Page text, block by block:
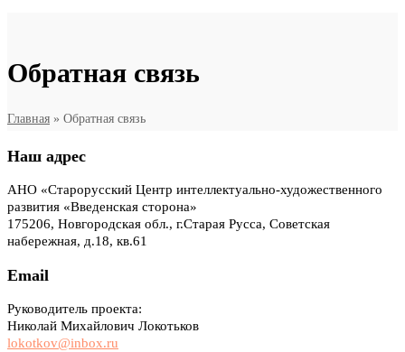
Обратная связь
Главная » Обратная связь
Наш адрес
АНО «Старорусский Центр интеллектуально-художественного
развития «Введенская сторона»
175206, Новгородская обл., г.Старая Русса, Советская
набережная, д.18, кв.61
Email
Руководитель проекта:
Николай Михайлович Локотьков
lokotkov@inbox.ru